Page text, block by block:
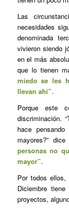
Las
necesidades
denominada
vivieron siendo
en el más
que lo tienen
miedo se les
llevan ahí”.
Porque este
discriminación.
hace
mayores?”
personas no
mayor”.
Por todos
Diciembre
proyectos,